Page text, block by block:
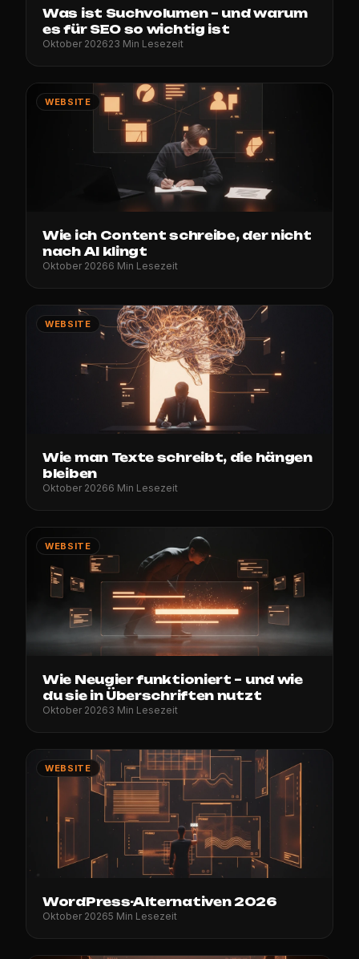
Was ist Suchvolumen – und warum
es für SEO so wichtig ist
Oktober 202623 Min Lesezeit
WEBSITE
Wie ich Content schreibe, der nicht
nach AI klingt
Oktober 20266 Min Lesezeit
WEBSITE
Wie man Texte schreibt, die hängen
bleiben
Oktober 20266 Min Lesezeit
WEBSITE
Wie Neugier funktioniert – und wie
du sie in Überschriften nutzt
Oktober 20263 Min Lesezeit
WEBSITE
WordPress-Alternativen 2026
Oktober 20265 Min Lesezeit